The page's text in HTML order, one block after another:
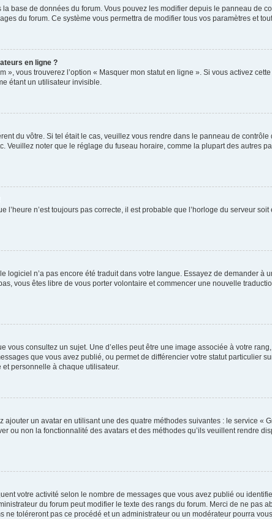
base de données du forum. Vous pouvez les modifier depuis le panneau de
du forum. Ce système vous permettra de modifier tous vos paramètres et
en ligne ?
», vous trouverez l’option « Masquer mon statut en ligne ». Si vous activez
étant un utilisateur invisible.
du vôtre. Si tel était le cas, veuillez vous rendre dans le panneau de
noter que le réglage du fuseau horaire, comme la plupart des autres
l’heure n’est toujours pas correcte, il est probable que l’horloge du serveur
logiciel n’a pas encore été traduit dans votre langue. Essayez de demander à
vous êtes libre de vous porter volontaire et commencer une nouvelle
vous consultez un sujet. Une d’elles peut être une image associée à votre
que vous avez publié, ou permet de différencier votre statut particulier
personnelle à chaque utilisateur.
un avatar en utilisant une des quatre méthodes suivantes : le service «
ou non la fonctionnalité des avatars et des méthodes qu’ils veuillent rendre
votre activité selon le nombre de messages que vous avez publié ou
du forum peut modifier le texte des rangs du forum. Merci de ne pas
ne toléreront pas ce procédé et un administrateur ou un modérateur pourra